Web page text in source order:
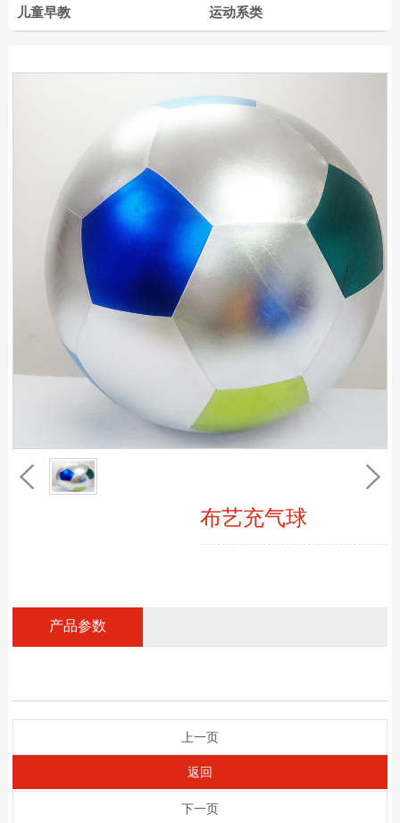
儿童早教 运动系类
布艺充气球
产品参数
上一页
返回
下一页